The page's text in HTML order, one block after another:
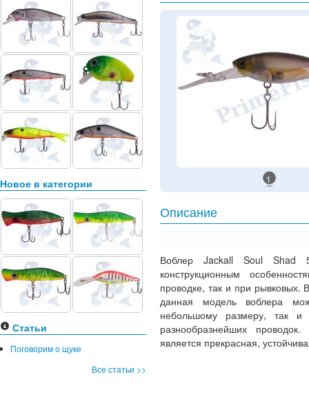
Новое в категории
Статьи
Поговорим о щуке
Все статьи >>
1
Описание
Воблер Jackall Soul Shad
конструкционным
проводке, так и при рывковых.
данная модель воблера
небольшому размеру, так и
разнообразнейших
является прекрасная,